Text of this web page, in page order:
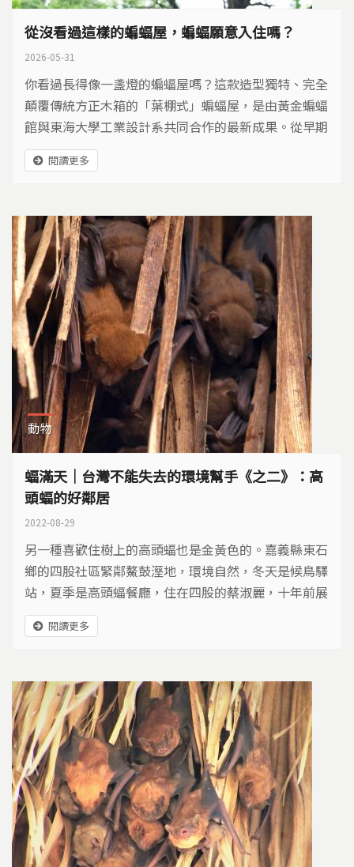
從沒看過這樣的蝙蝠屋，蝙蝠願意入住嗎？
2026-05-31
你看過長得像一盞燈的蝙蝠屋嗎？這款造型獨特、完全
顛覆傳統方正木箱的「葉棚式」蝙蝠屋，是由黃金蝙蝠
館與東海大學工業設計系共同合作的最新成果。從早期
單純的病蟲害防治，到現在的棲地補償與物種研究，人
工巢箱肩負著重要的保育任務。這棟新穎的住宅，蝙蝠
閱讀更多
動物
蝠滿天｜台灣不能失去的環境幫手《之二》：高
頭蝠的好鄰居
2022-08-29
另一種喜歡住樹上的高頭蝠也是金黃色的。嘉義縣東石
鄉的四股社區緊鄰鰲鼓溼地，環境自然，冬天是候鳥驛
站，夏季是高頭蝠餐廳，住在四股的蔡淑麗，十年前展
開守護行動，在她心裡，高頭蝠是四股的吉祥物。
閱讀更多